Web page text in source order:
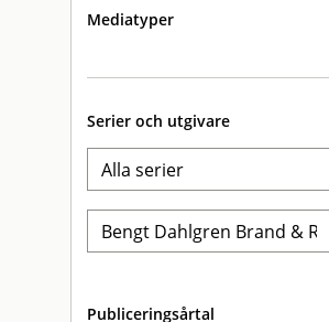
Mediatyper
Serier och utgivare
Publiceringsårtal